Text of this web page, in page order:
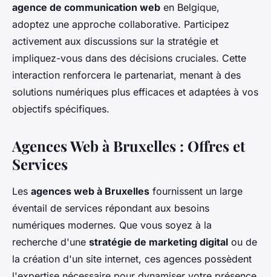
agence de communication web en Belgique,
adoptez une approche collaborative. Participez
activement aux discussions sur la stratégie et
impliquez-vous dans des décisions cruciales. Cette
interaction renforcera le partenariat, menant à des
solutions numériques plus efficaces et adaptées à vos
objectifs spécifiques.
Agences Web à Bruxelles : Offres et
Services
Les agences web à Bruxelles fournissent un large
éventail de services répondant aux besoins
numériques modernes. Que vous soyez à la
recherche d'une stratégie de marketing digital ou de
la création d'un site internet, ces agences possèdent